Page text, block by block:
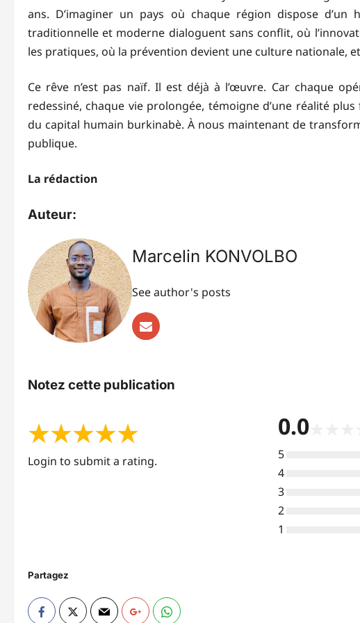
ans. D’imaginer un pays où chaque région dispose
traditionnelle et moderne dialoguent sans conflit, où
les pratiques, où la prévention devient une culture nationale,
Ce rêve n’est pas naïf. Il est déjà à l’œuvre. Car chaque
redessiné, chaque vie prolongée, témoigne d’une réalité
du capital humain burkinabè. À nous maintenant de
publique.
La rédaction
Auteur:
Marcelin KONVOLBO
See author's posts
Notez cette publication
★★★★★
Login to submit a rating.
0.0★
5
4
3
2
1
Partagez